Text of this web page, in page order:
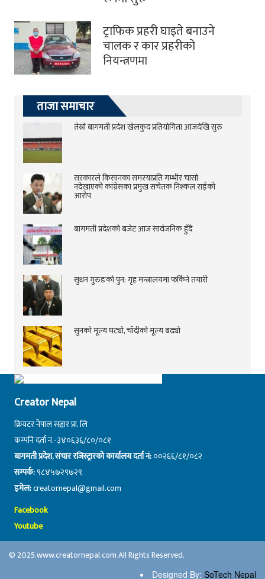
ट्राफिक प्रहरी घाइते बनाउने
चालक र कार प्रहरीकाे
नियन्त्रणमा
ताजा समाचार
तेस्रो बागमती प्रदेश खेलकुद प्रतियोगिता आजदेखि सुरु
सरकारले किसानका समस्याप्रति गम्भीर चासो
नदेखाएको कांग्रेसका प्रमुख सचेतक निश्कल राईको
आरोप
बागमती प्रदेशको बजेट आज सार्वजनिक हुँदै
सुधन गुरुङको पुन: गृह मन्त्रालयमा फर्किने तयारी
सुनको मूल्य घट्यो, चाँदीको मूल्य बढ्यो
Creator Nepal
क्रियटर नेपाल सञ्चार प्रा. लि
कम्पनि दर्ता नं.-३४०६३६/८०/०८१
बागमती प्रदेश, संचार रजिस्ट्रारको कार्यालय दर्ता नं:००२६६/८१/०८२
सम्पर्क:९८४५७२९७२९
इमेल:creatornepal@gmail.com
Facebook
Youtube
© 2025.www.creatornepal.com All Rights Reserved.
Designed By: SoTech Nepal